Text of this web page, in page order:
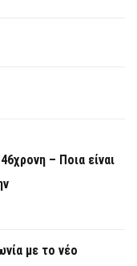
– Ποια είναι
με το νέο